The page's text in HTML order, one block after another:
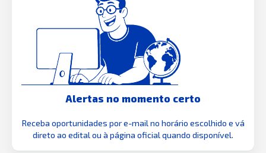
Alertas no momento certo
Receba oportunidades por e-mail no horário escolhido e vá
direto ao edital ou à página oficial quando disponível.